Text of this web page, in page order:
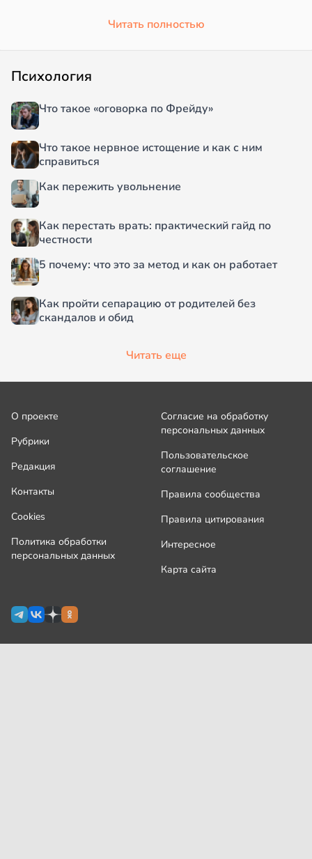
Читать полностью
Психология
Что такое «оговорка по Фрейду»
Что такое нервное истощение и как с ним
справиться
Как пережить увольнение
Как перестать врать: практический гайд по
честности
5 почему: что это за метод и как он работает
Как пройти сепарацию от родителей без
скандалов и обид
Читать еще
О проекте
Рубрики
Редакция
Контакты
Cookies
Политика обработки
персональных данных
Согласие на обработку
персональных данных
Пользовательское
соглашение
Правила сообщества
Правила цитирования
Интересное
Карта сайта